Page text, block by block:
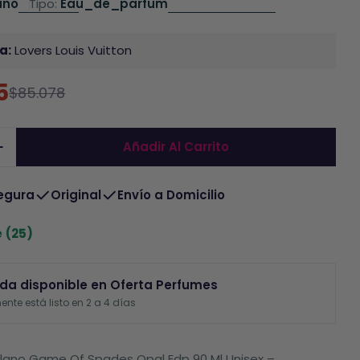
Tipo: Eau_de_parfum
Lovers Louis Vuitton
$85.078
Añadir Al Carrito
Original Envío a Domicilio
(25)
disponible en Oferta Perfumes
está listo en 2 a 4 días